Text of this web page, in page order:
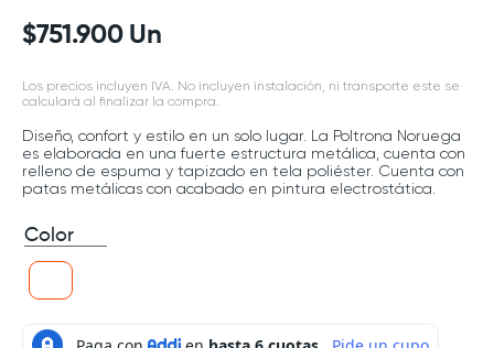
$751 .900 Un
Los precios incluyen IVA. No incluyen instalación, ni transporte este se
calculará al finalizar la compra.
Diseño, confort y estilo en un solo lugar. La Poltrona Noruega
es elaborada en una fuerte estructura metálica, cuenta con
relleno de espuma y tapizado en tela poliéster. Cuenta con
patas metálicas con acabado en pintura electrostática.
Color